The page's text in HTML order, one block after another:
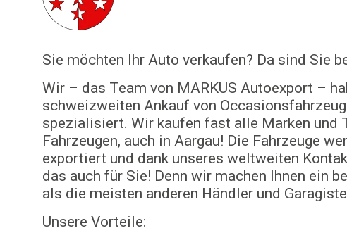
Sie möchten Ihr Auto verkaufen? Da sind Sie
Wir – das Team von MARKUS Autoexport –
schweizweiten Ankauf von
spezialisiert. Wir kaufen fast alle Marken und
Fahrzeugen, auch in Aargau! Die Fahrzeuge
exportiert und dank unseres weltweiten
das auch für Sie! Denn wir machen Ihnen ein
als die meisten anderen Händler und
Unsere Vorteile: